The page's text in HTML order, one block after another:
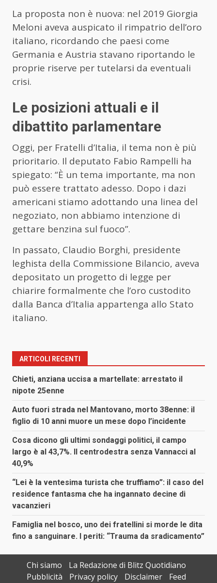
La proposta non è nuova: nel 2019 Giorgia
Meloni aveva auspicato il rimpatrio dell’oro
italiano, ricordando che paesi come
Germania e Austria stavano riportando le
proprie riserve per tutelarsi da eventuali
crisi.
Le posizioni attuali e il
dibattito parlamentare
Oggi, per Fratelli d’Italia, il tema non è più
prioritario. Il deputato Fabio Rampelli ha
spiegato: “È un tema importante, ma non
può essere trattato adesso. Dopo i dazi
americani stiamo adottando una linea del
negoziato, non abbiamo intenzione di
gettare benzina sul fuoco”.
In passato, Claudio Borghi, presidente
leghista della Commissione Bilancio, aveva
depositato un progetto di legge per
chiarire formalmente che l’oro custodito
dalla Banca d’Italia appartenga allo Stato
italiano.
ARTICOLI RECENTI
Chieti, anziana uccisa a martellate: arrestato il
nipote 25enne
Auto fuori strada nel Mantovano, morto 38enne: il
figlio di 10 anni muore un mese dopo l’incidente
Cosa dicono gli ultimi sondaggi politici, il campo
largo è al 43,7%. Il centrodestra senza Vannacci al
40,9%
“Lei è la ventesima turista che truffiamo”: il caso del
residence fantasma che ha ingannato decine di
vacanzieri
Famiglia nel bosco, uno dei fratellini si morde le dita
fino a sanguinare. I periti: “Trauma da sradicamento”
Chi siamo
La Redazione di Blitz Quotidiano
Pubblicità
Privacy policy Disclaimer Feed